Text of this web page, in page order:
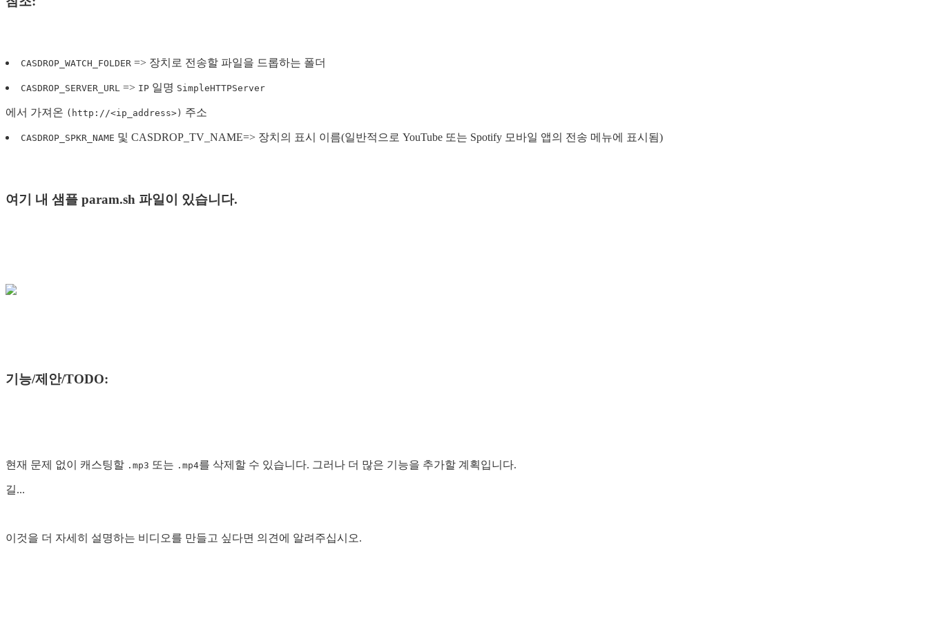
CASDROP_WATCH_FOLDER => 장치로 전송할 파일을 드롭하는 폴더
CASDROP_SERVER_URL => IP 일명 SimpleHTTPServer
에서 가져온 (http://<ip_address>) 주소
CASDROP_SPKR_NAME 및 CASDROP_TV_NAME=> 장치의 표시 이름(일반적으로 YouTube 또는 Spotify 모바일 앱의 전송 메뉴에 표시됨)
여기 내 샘플 param.sh 파일이 있습니다.
기능/제안/TODO:
현재 문제 없이 캐스팅할 .mp3 또는 .mp4를 삭제할 수 있습니다. 그러나 더 많은 기능을 추가할 계획입니다.
길...
이것을 더 자세히 설명하는 비디오를 만들고 싶다면 의견에 알려주십시오.